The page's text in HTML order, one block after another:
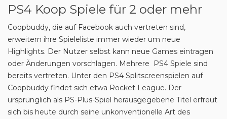
PS4 Koop Spiele für 2 oder mehr
Coopbuddy, die auf Facebook auch vertreten sind,
erweitern ihre Spieleliste immer wieder um neue
Highlights. Der Nutzer selbst kann neue Games eintragen
oder Änderungen vorschlagen. Mehrere PS4 Spiele sind
bereits vertreten. Unter den PS4 Splitscreenspielen auf
Coopbuddy findet sich etwa Rocket League. Der
ursprünglich als PS-Plus-Spiel herausgegebene Titel erfreut
sich bis heute durch seine unkonventionelle Art des